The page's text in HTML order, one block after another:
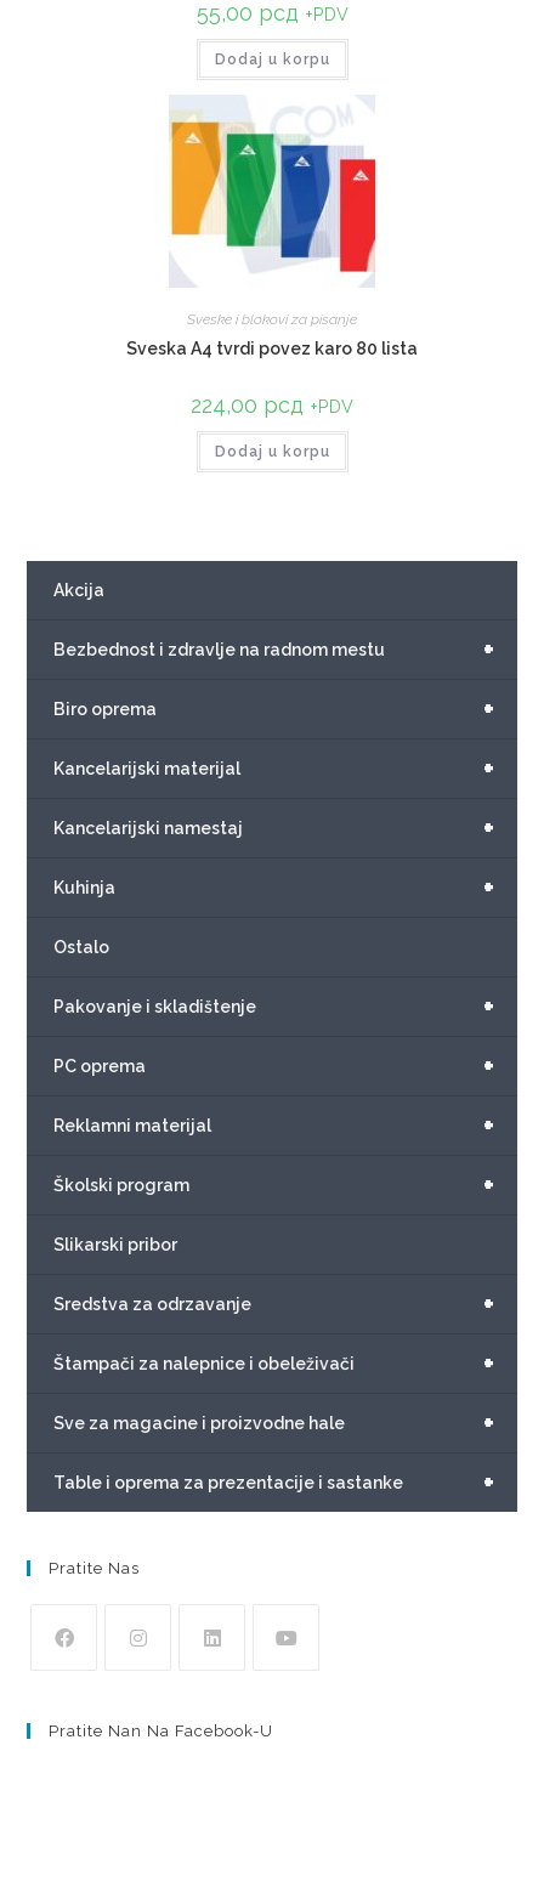
55,00 рсд +PDV
Dodaj u korpu
Sveske i blokovi za pisanje
Sveska A4 tvrdi povez karo 80 lista
224,00 рсд +PDV
Dodaj u korpu
Akcija
+
Bezbednost i zdravlje na radnom mestu
+
Biro oprema
+
Kancelarijski materijal
+
Kancelarijski namestaj
+
Kuhinja
Ostalo
+
Pakovanje i skladištenje
+
PC oprema
+
Reklamni materijal
+
Školski program
Slikarski pribor
+
Sredstva za odrzavanje
+
Štampači za nalepnice i obeleživači
+
Sve za magacine i proizvodne hale
+
Table i oprema za prezentacije i sastanke
Pratite Nas
Pratite Nan Na Facebook-U